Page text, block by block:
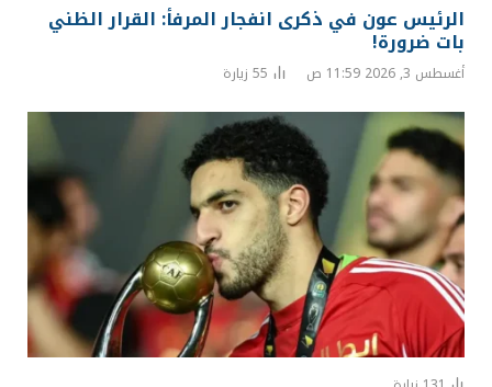
الرئيس عون في ذكرى انفجار المرفأ: القرار الظني
بات ضرورة!
أغسطس 3, 2026 11:59 ص 55 زيارة